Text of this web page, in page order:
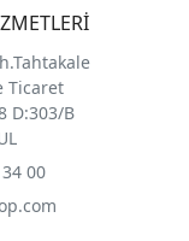
Ticaret
D:303/B
00